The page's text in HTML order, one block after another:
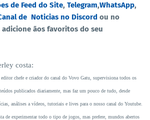
de Feed do Site, Telegram,WhatsApp,
de Noticias no Discord ou no
adicione ãos favoritos do seu
costa:
chefe e criador do canal do Vovo Gatu, supervisiona todos os
publicados diariamente, mas faz um pouco de tudo, desde
análises a vídeos, tutoriais e lives para o nosso canal do Youtube.
de experimentar todo o tipo de jogos, mas prefere, mundos abertos